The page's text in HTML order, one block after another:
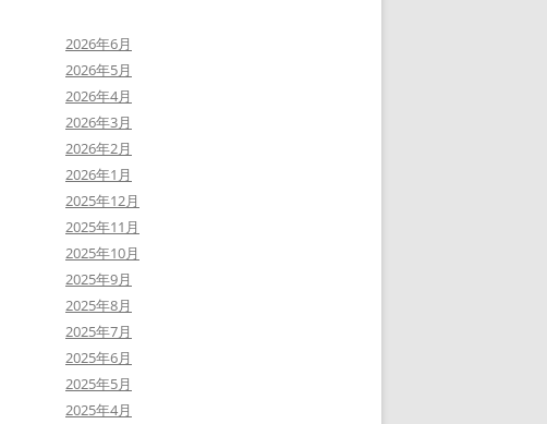
2026年6月
2026年5月
2026年4月
2026年3月
2026年2月
2026年1月
2025年12月
2025年11月
2025年10月
2025年9月
2025年8月
2025年7月
2025年6月
2025年5月
2025年4月